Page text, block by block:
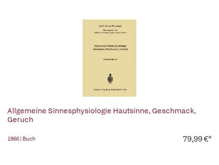
Allgemeine Sinnesphysiologie Hautsinne, Geschmack,
Geruch
1966 | Buch 79,99 €*